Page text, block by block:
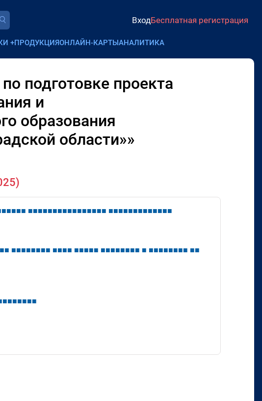
ВходБесплатная регистрация
+ПРОДУКЦИЯОНЛАЙН-КАРТЫАНАЛИТИКА
подготовке проекта
и
образования
области»»
■■■■■ ■■■■■■■■■■■■■■■■ ■■■■■■■■■■■■■
■■ ■■■■■■■■ ■■■■ ■■■■■ ■■■■■■■■ ■ ■■■■■■■■ ■■
■■■■■■■